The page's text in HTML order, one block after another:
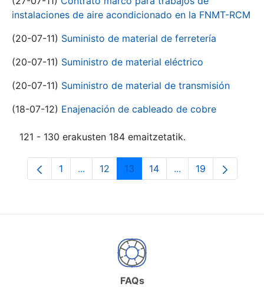
instalaciones de aire acondicionado en la FNMT-RCM
(20-07-11) Suministo de material de ferretería
(20-07-11) Suministro de material eléctrico
(20-07-11) Suministro de material de transmisión
(18-07-12) Enajenación de cableado de cobre
121 - 130 erakusten 184 emaitzetatik.
Orrialdea
1 ...Intermediate Pages Use TAB to navigate.
Orrialdea
12 Orrialdea
13 Orrialdea
14 ...Intermediate
Orrialdea
19
FAQs